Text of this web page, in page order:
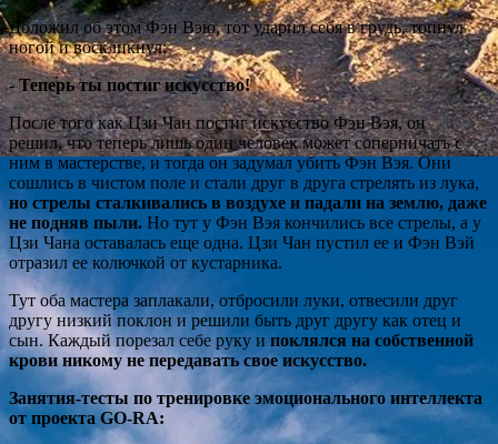
Доложил об этом Фэн Вэю, тот ударил себя в грудь, топнул
ногой и воскликнул:
-Теперь ты постиг искусство!
После того как Цзи Чан постиг искусство Фэн Вэя, он
решил, что теперь лишь один человек может соперничать с
ним в мастерстве, и тогда он задумал убить Фэн Вэя. Они
сошлись в чистом поле и стали друг в друга стрелять из лука,
но стрелы сталкивались в воздухе и падали на землю, даже
не подняв пыли. Но тут у Фэн Вэя кончились все стрелы, а у
Цзи Чана оставалась еще одна. Цзи Чан пустил ее и Фэн Вэй
отразил ее колючкой от кустарника.
Тут оба мастера заплакали, отбросили луки, отвесили друг
другу низкий поклон и решили быть друг другу как отец и
сын. Каждый порезал себе руку ипоклялся на собственной
крови никому не передавать свое искусство.
Занятия-тесты по тренировке эмоционального интеллекта
от проекта GO-RA: